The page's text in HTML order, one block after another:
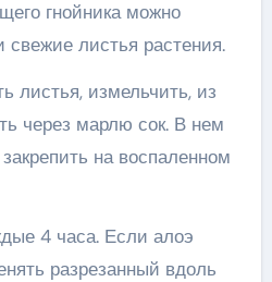
гнойника можно
свежие листья растения.
листья, измельчить, из
через марлю сок. В нем
на воспаленном
4 часа. Если алоэ
разрезанный вдоль